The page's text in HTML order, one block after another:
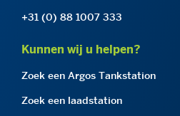
+31 (0) 88 1007 333
Kunnen wij u helpen?
Zoek een Argos Tankstation
Zoek een laadstation